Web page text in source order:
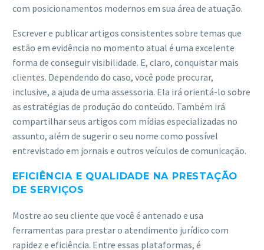
com posicionamentos modernos em sua área de atuação.
Escrever e publicar artigos consistentes sobre temas que
estão em evidência no momento atual é uma excelente
forma de conseguir visibilidade. E, claro, conquistar mais
clientes. Dependendo do caso, você pode procurar,
inclusive, a ajuda de uma assessoria. Ela irá orientá-lo sobre
as estratégias de produção do conteúdo. Também irá
compartilhar seus artigos com mídias especializadas no
assunto, além de sugerir o seu nome como possível
entrevistado em jornais e outros veículos de comunicação.
EFICIÊNCIA E QUALIDADE NA PRESTAÇÃO
DE SERVIÇOS
Mostre ao seu cliente que você é antenado e usa
ferramentas para prestar o atendimento jurídico com
rapidez e eficiência. Entre essas plataformas, é